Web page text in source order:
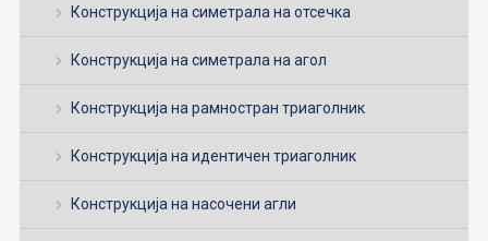
Конструкција на симетрала на отсечка
Конструкција на симетрала на агол
Конструкција на рамностран триаголник
Конструкција на идентичен триаголник
Конструкција на насочени агли